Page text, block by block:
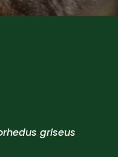
griseus